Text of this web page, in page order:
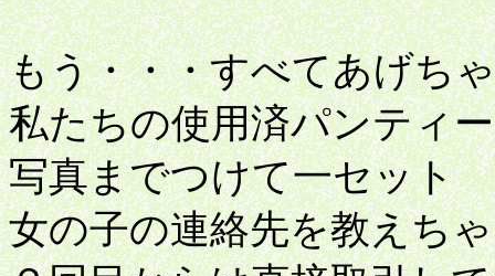
もう・・・すべてあげち
私たちの使用済パンティ
写真までつけて一セット
女の子の連絡先を教えち